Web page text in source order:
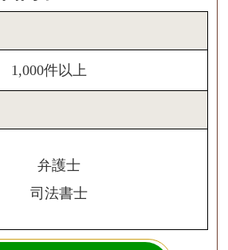
1,000件以上
弁護士
司法書士